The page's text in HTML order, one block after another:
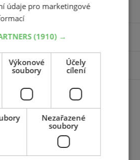
pneumatiky
údaje pro marketingové
(1910) →
Výkonové
soubory
Účely
cílení
Nezařazené
soubory